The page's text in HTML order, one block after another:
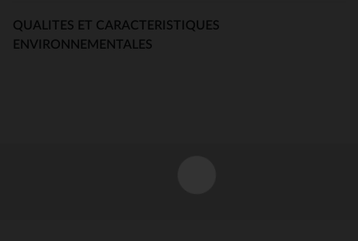
QUALITES ET CARACTERISTIQUES
ENVIRONNEMENTALES